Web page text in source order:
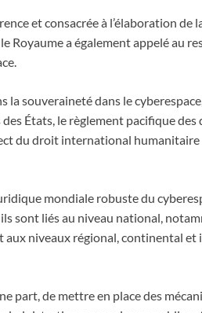
et consacrée à l’élaboration de
Royaume a également appelé au
la souveraineté dans le
États, le règlement pacifique
du droit international
mondiale robuste du
sont liés au niveau national,
aux niveaux régional, continental
part, de mettre en place des